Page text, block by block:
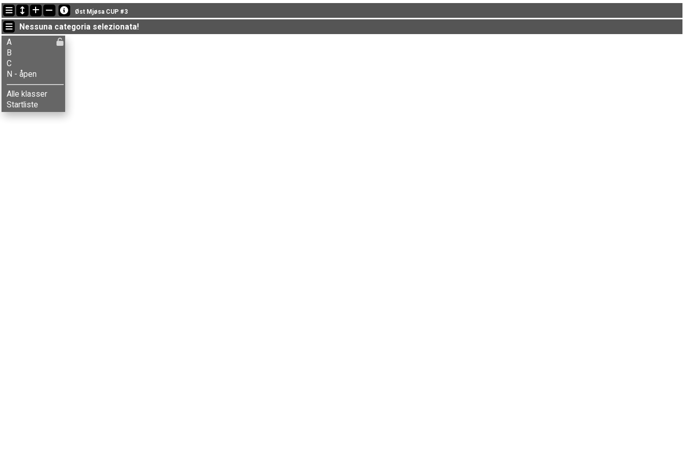
Ultimi aggiornamenti
18:14:36: Ida Ølstad (N - åpen) è arrivato with status finished
18:13:39: Håkon Ø. Dalberg (N - åpen
18:13:06: Vegard Ø. Dalberg (A) è arrivato con il tempo: 43:24 (8)
Øst Mjøsa CUP #3
Nessuna categoria selezionata!
A
B
C
N - åpen
Alle klasser
Startliste